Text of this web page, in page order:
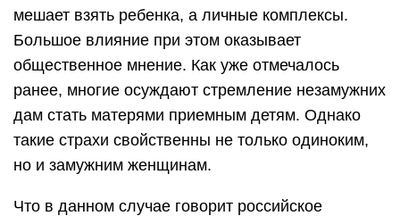
мешает взять ребенка, а личные комплексы.
Большое влияние при этом оказывает
общественное мнение. Как уже отмечалось
ранее, многие осуждают стремление незамужних
дам стать матерями приемным детям. Однако
такие страхи свойственны не только одиноким,
но и замужним женщинам.
Что в данном случае говорит российское